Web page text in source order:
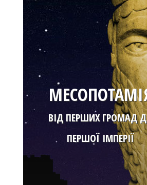
ВІД ПЕРШИХ ГРОМАД
ПЕРШОЇ ІМПЕРІЇ